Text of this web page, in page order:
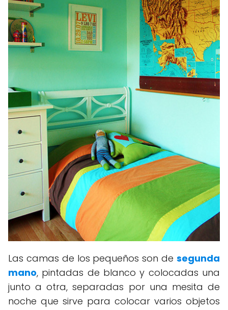
Las camas de los pequeños son de segunda
mano, pintadas de blanco y colocadas una
junto a otra, separadas por una mesita de
noche que sirve para colocar varios objetos